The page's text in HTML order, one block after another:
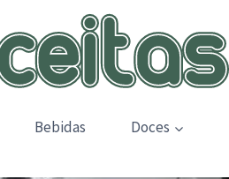
Bebidas Doces